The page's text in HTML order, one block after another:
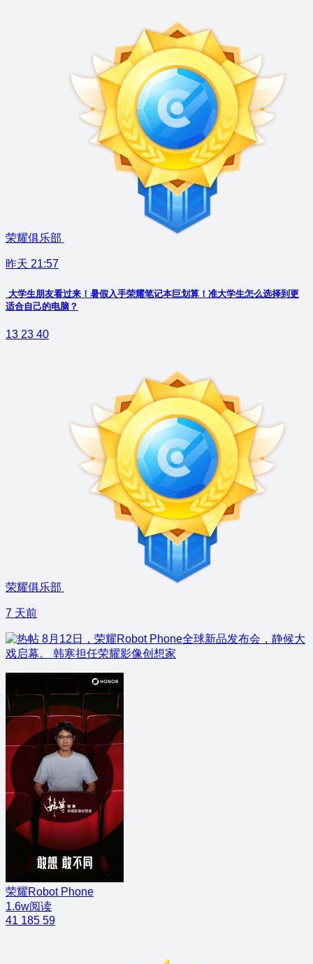
荣耀俱乐部
昨天 21:57
大学生朋友看过来！暑假入手荣耀笔记本巨划算！准大学生怎么选择到更
适合自己的电脑？
13 23 40
荣耀俱乐部
7 天前
8月12日，荣耀Robot Phone全球新品发布会，静候大
戏启幕。 韩寒担任荣耀影像创想家
荣耀Robot Phone
1.6w阅读
41 185 59